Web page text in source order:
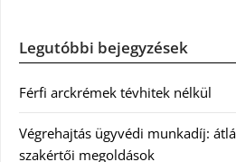
Legutóbbi bejegyzések
Férfi arckrémek tévhitek nélkül
Végrehajtás ügyvédi munkadíj:
szakértői megoldások